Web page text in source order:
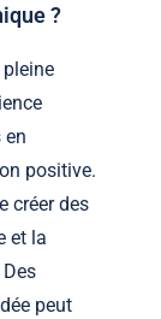
?
pleine
en
positive.
créer des
et la
peut